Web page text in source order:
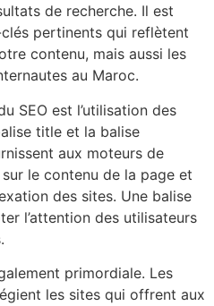
de recherche. Il est
pertinents qui reflètent
contenu, mais aussi les
au Maroc.
SEO est l’utilisation des
title et la balise
aux moteurs de
le contenu de la page et
des sites. Une balise
l’attention des utilisateurs
primordiale. Les
les sites qui offrent aux